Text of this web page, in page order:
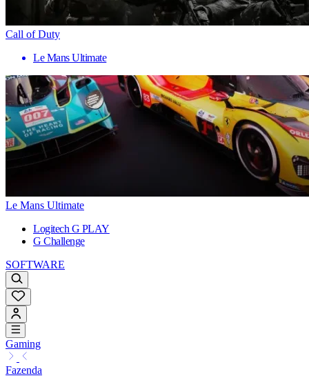
Call of Duty
Le Mans Ultimate
Le Mans Ultimate
Logitech G PLAY
G Challenge
SOFTWARE
Gaming
Fazenda